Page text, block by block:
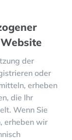
der
oder
erheben
die Ihr
Wenn Sie
erheben wir